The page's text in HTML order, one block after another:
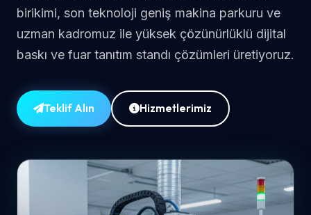
birikimi, son teknoloji geniş makina parkuru ve
uzman kadromuz ile yüksek çözünürlüklü dijital
baskı ve fuar tanıtım standı çözümleri üretiyoruz.
Teklif Alın Hizmetlerimiz